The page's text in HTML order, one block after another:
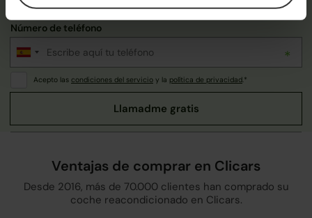
L-V: 09:00 a 20:30h | S-D: 10:00 a 19:00h
Número de teléfono
Acepto las condiciones del servicio y la política de privacidad.*
Ventajas de comprar en Clicars
Desde 2016, más de 70.000 clientes han comprado su
coche reacondicionado en Clicars.